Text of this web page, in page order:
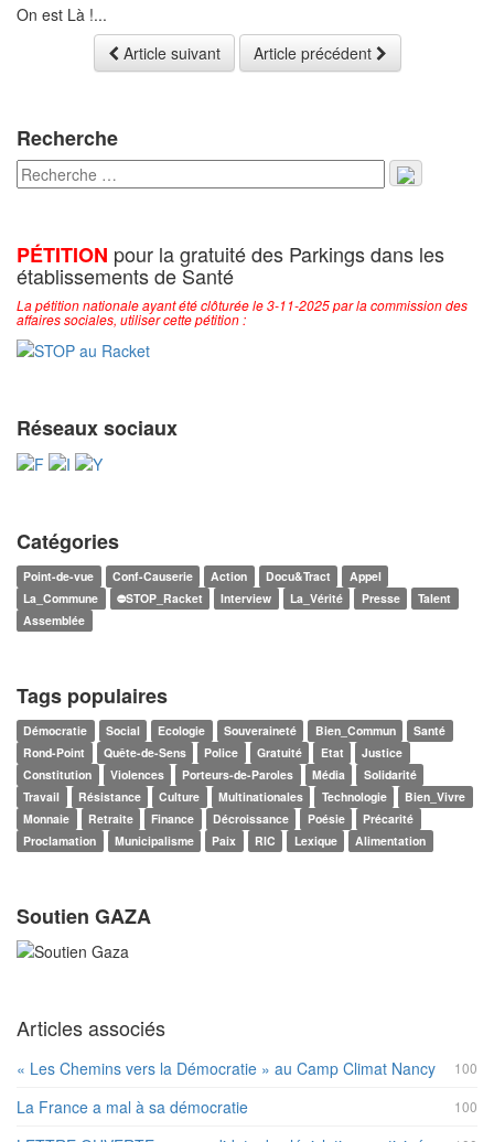
On est Là !...
Article suivant
Article précédent
Recherche
PÉTITION pour la gratuité des Parkings dans les
établissements de Santé
La pétition nationale ayant été clôturée le 3-11-2025 par la commission des
affaires sociales, utiliser cette pétition :
Réseaux sociaux
Catégories
Point-de-vue Conf-Causerie Action Docu&Tract
Appel
La_Commune
⛔STOP_Racket Interview La_Vérité Presse
Talent
Assemblée
Tags populaires
Démocratie Social Ecologie Souveraineté Bien_Commun
Santé
Rond-Point
Quête-de-Sens Police Gratuité Etat
Justice
Constitution
Violences Porteurs-de-Paroles Média
Solidarité
Travail
Résistance Culture Multinationales Technologie
Bien_Vivre
Monnaie
Retraite Finance Décroissance Poésie
Précarité
Proclamation
Municipalisme Paix RIC Lexique Alimentation
Soutien GAZA
Articles associés
100
« Les Chemins vers la Démocratie » au Camp Climat Nancy
100
La France a mal à sa démocratie